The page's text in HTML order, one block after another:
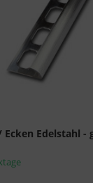
Edelstahl -